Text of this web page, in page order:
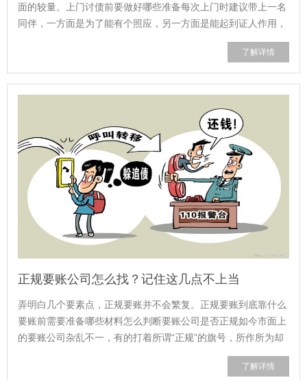
面的较量。上门讨债前要做好哪些准备每次上门时建议带上一名
同伴，一方面是为了能有个照应，另一方面是能起到证人作用，
了解详情
正规要账公司怎么找？记住这几点不上当
弄明白几个要素点，正规要账并不会繁复。正规要账到底靠什么
要账前需要准备哪些材料怎么判断要账公司是否正规如今市面上
的要账公司杂乱不一，有的打着所谓“正规”的旗号，所作所为却
了解详情